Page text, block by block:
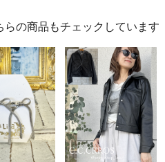
の商品もチェックしています